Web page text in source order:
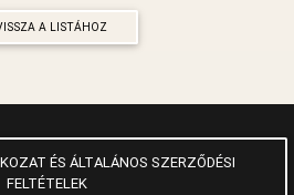
A LISTÁHOZ
ÉS ÁLTALÁNOS SZERZŐDÉSI
FELTÉTELEK